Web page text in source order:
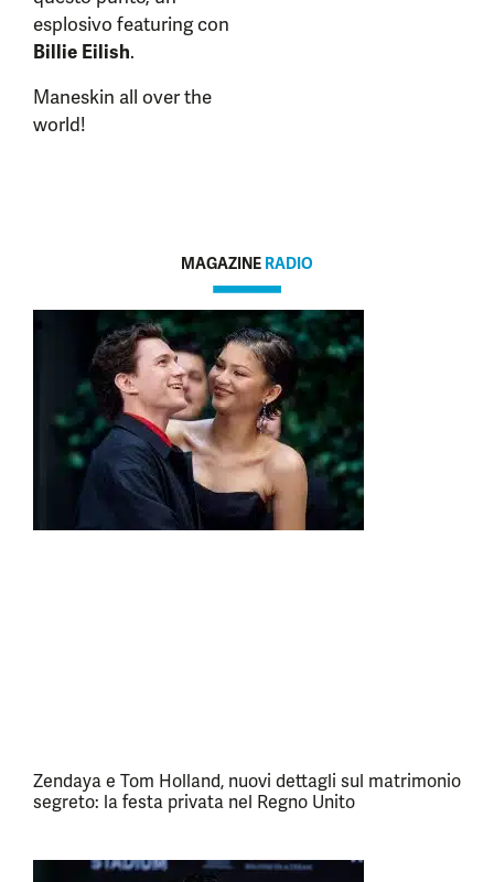
esplosivo featuring con
Billie Eilish.
Maneskin all over the
world!
MAGAZINE RADIO
Zendaya e Tom Holland, nuovi dettagli sul matrimonio
segreto: la festa privata nel Regno Unito